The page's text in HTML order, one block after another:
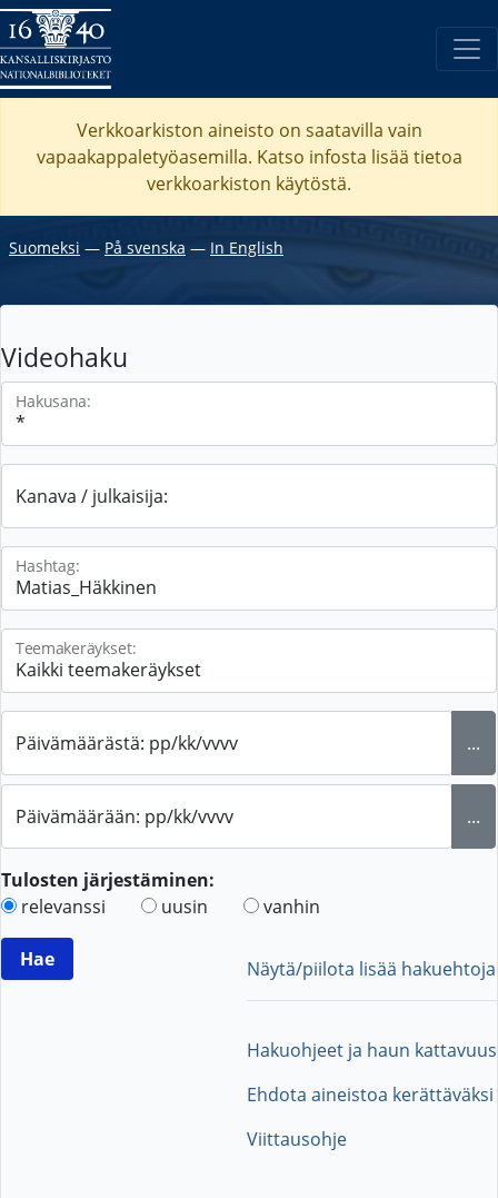
Verkkoarkiston aineisto on saatavilla vain
vapaakappaletyöasemilla. Katso infosta lisää tietoa
verkkoarkiston käytöstä.
Suomeksi ― På svenska ― In English
Videohaku
Hakusana:
Kanava / julkaisija:
Hashtag:
Teemakeräykset:
Päivämäärästä: pp/kk/vvvv ...
Päivämäärään: pp/kk/vvvv ...
Tulosten järjestäminen:
relevanssi
uusin vanhin
Näytä/piilota lisää hakuehtoja
Hakuohjeet ja haun kattavuus
Ehdota aineistoa kerättäväksi
Viittausohje